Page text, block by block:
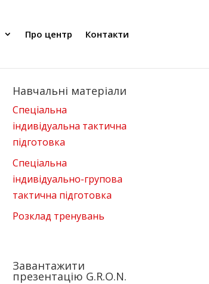
Про центр Контакти
Навчальні матеріали
Спеціальна
індивідуальна тактична
підготовка
Спеціальна
індивідуально-групова
тактична підготовка
Розклад тренувань
Завантажити
презентацію G.R.O.N.